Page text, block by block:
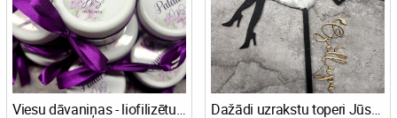
Viesu dāvaniņas - liofilizētu krispu burciņas ar personalizētu uzlīmi Dažādi uzrakstu toperi Jūsu pasākumam